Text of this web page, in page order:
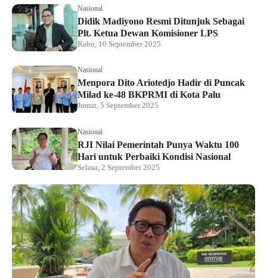
Nasional
Didik Madiyono Resmi Ditunjuk Sebagai
Plt. Ketua Dewan Komisioner LPS
Rabu, 10 September 2025
Nasional
Menpora Dito Ariotedjo Hadir di Puncak
Milad ke-48 BKPRMI di Kota Palu
Jumat, 5 September 2025
Nasional
RJI Nilai Pemerintah Punya Waktu 100
Hari untuk Perbaiki Kondisi Nasional
Selasa, 2 September 2025